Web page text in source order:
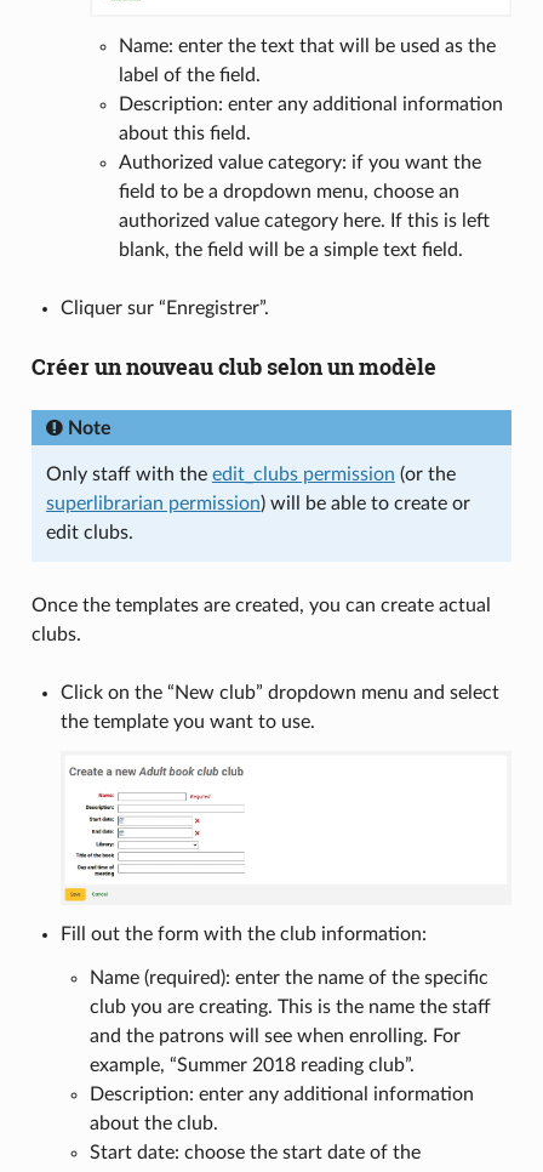
Name: enter the text that will be used as the
label of the field.
Description: enter any additional information
about this field.
Authorized value category: if you want the
field to be a dropdown menu, choose an
authorized value category here. If this is left
blank, the field will be a simple text field.
Cliquer sur “Enregistrer”.
Créer un nouveau club selon un modèle
Note
Only staff with the edit_clubs permission (or the
superlibrarian permission) will be able to create or
edit clubs.
Once the templates are created, you can create actual
clubs.
Click on the “New club” dropdown menu and select
the template you want to use.
Fill out the form with the club information:
Name (required): enter the name of the specific
club you are creating. This is the name the staff
and the patrons will see when enrolling. For
example, “Summer 2018 reading club”.
Description: enter any additional information
about the club.
Start date: choose the start date of the